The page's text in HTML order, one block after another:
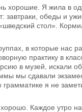
хорошие. Я жила в
обеды и
стол».
в которые нас
практику в
в музей, искали
мы сдавали
грамматике я не
Каждое утро